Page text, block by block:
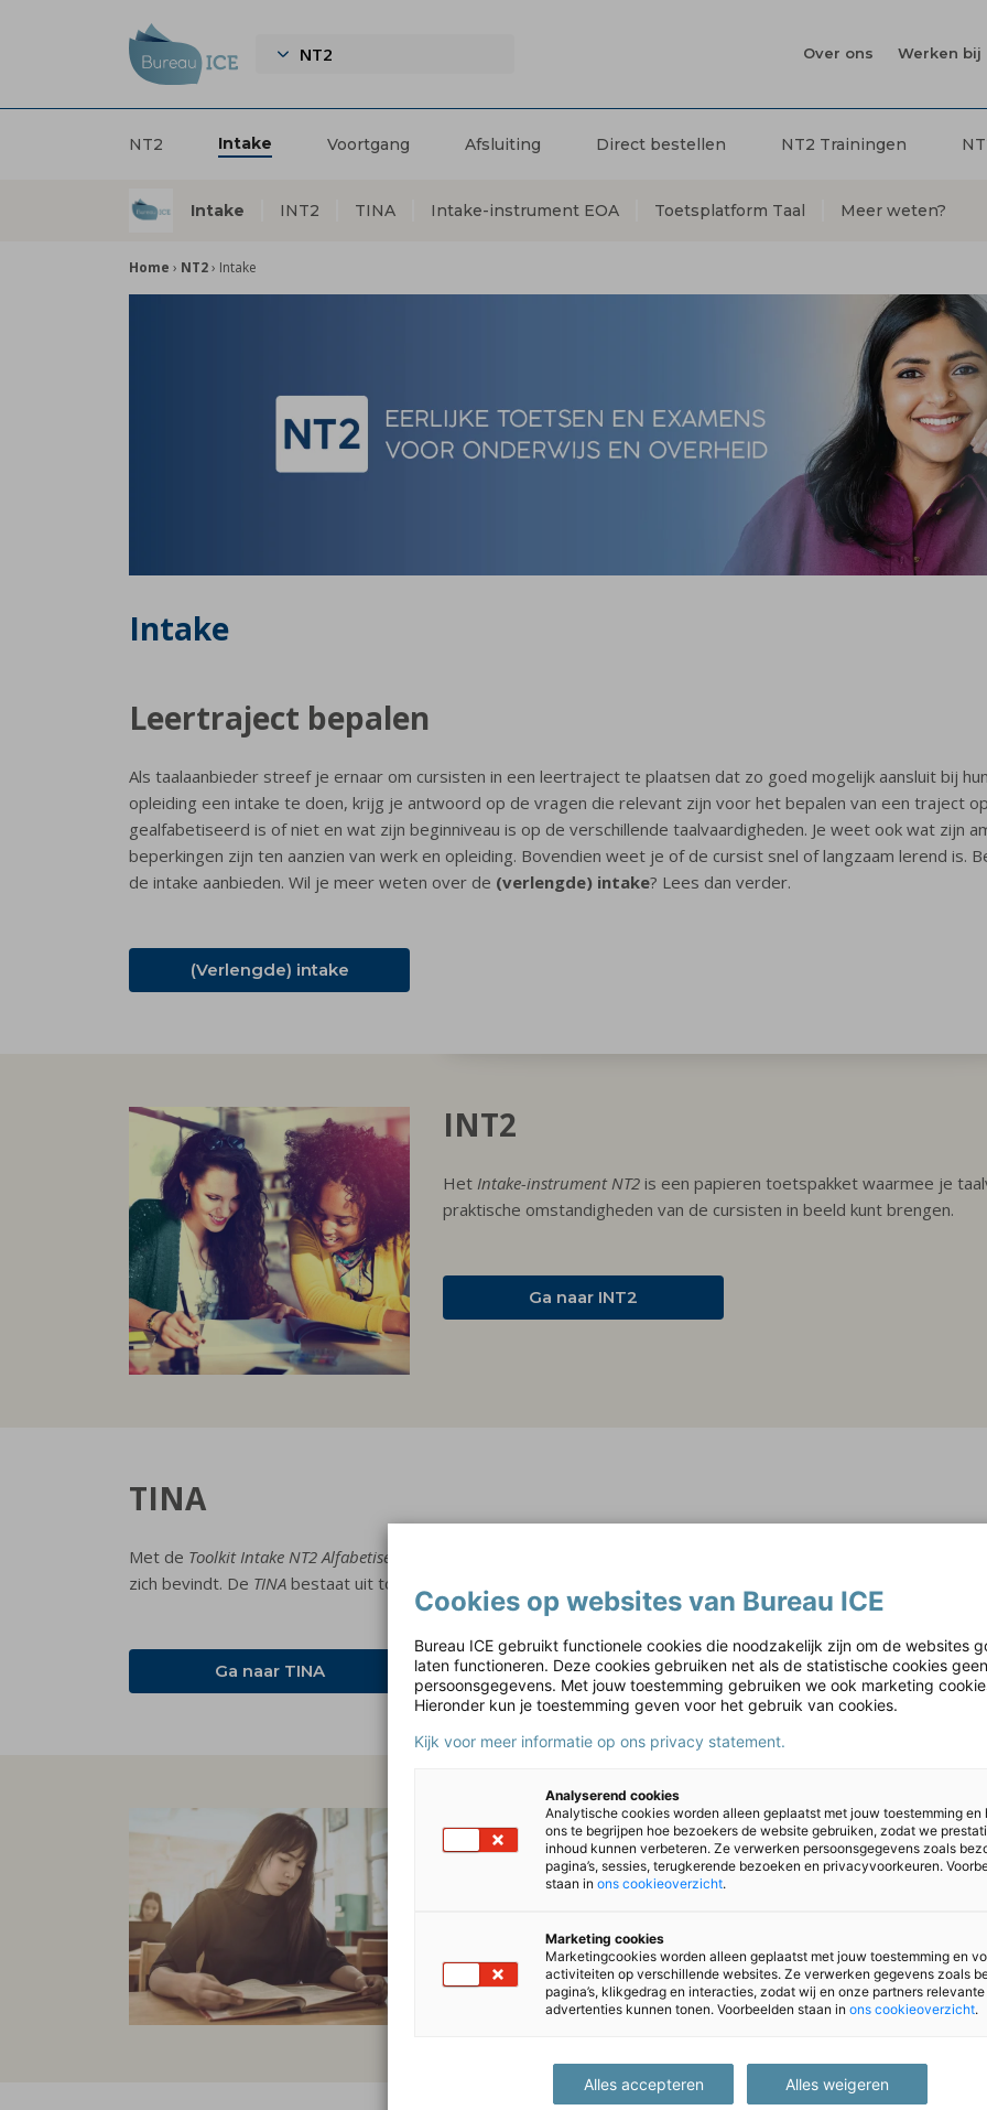
NT2 Over ons Werken bij
NT2 Intake Voortgang Afsluiting Direct bestellen NT2 Trainingen
Intake INT2 TINA Intake-instrument EOA Toetsplatform Taal Meer weten?
Home › NT2› Intake
Intake
Leertraject bepalen
Als taalaanbieder streef je ernaar om cursisten in een leertraject te plaatsen dat zo goed mogelijk aansluit bij
opleiding een intake te doen, krijg je antwoord op de vragen die relevant zijn voor het bepalen van een traject
gealfabetiseerd is of niet en wat zijn beginniveau is op de verschillende taalvaardigheden. Je weet ook wat zijn
beperkingen zijn ten aanzien van werk en opleiding. Bovendien weet je of de cursist snel of langzaam lerend is.
de intake aanbieden. Wil je meer weten over de (verlengde) intake? Lees dan verder.
(Verlengde) intake
INT2
Het Intake-instrument NT2 is een papieren toetspakket waarmee je
praktische omstandigheden van de cursisten in beeld kunt brengen.
Ga naar INT2
TINA
Met de Toolkit Intake NT2 Alfabetisering (TINA)
zich bevindt. De TINA bestaat uit toetsen op papier.
Ga naar TINA
Intake-instrument EOA
Intake-instrument Eerste Opvang Anderstaligen (EOA)
Ga naar Intake EOA
Cookies op websites van Bureau ICE
Bureau ICE gebruikt functionele cookies die noodzakelijk zijn om de websites
laten functioneren. Deze cookies gebruiken net als de statistische cookies geen
persoonsgegevens. Met jouw toestemming gebruiken we ook marketing
Hieronder kun je toestemming geven voor het gebruik van cookies.
Kijk voor meer informatie op ons privacy statement.
Analyserend cookies
Analytische cookies worden alleen geplaatst met jouw toestemming en
ons te begrijpen hoe bezoekers de website gebruiken, zodat we
inhoud kunnen verbeteren. Ze verwerken persoonsgegevens zoals
pagina’s, sessies, terugkerende bezoeken en privacyvoorkeuren.
staan in ons cookieoverzicht.
Marketing cookies
Marketingcookies worden alleen geplaatst met jouw toestemming en
activiteiten op verschillende websites. Ze verwerken gegevens zoals
pagina’s, klikgedrag en interacties, zodat wij en onze partners relevante
advertenties kunnen tonen. Voorbeelden staan in ons cookieoverzicht.
Alles accepteren Alles weigeren